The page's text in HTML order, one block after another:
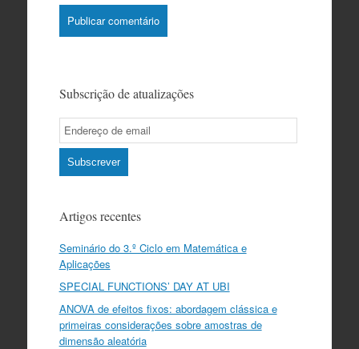
Subscrição de atualizações
Email
Subscription
Subscrever
Artigos recentes
Seminário do 3.º Ciclo em Matemática e
Aplicações
SPECIAL FUNCTIONS’ DAY AT UBI
ANOVA de efeitos fixos: abordagem clássica e
primeiras considerações sobre amostras de
dimensão aleatória